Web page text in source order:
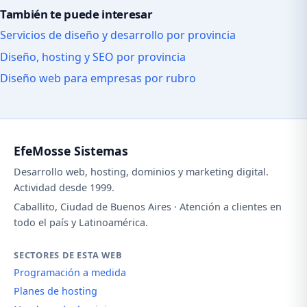
También te puede interesar
Servicios de diseño y desarrollo por provincia
Diseño, hosting y SEO por provincia
Diseño web para empresas por rubro
EfeMosse Sistemas
Desarrollo web, hosting, dominios y marketing digital.
Actividad desde 1999.
Caballito, Ciudad de Buenos Aires · Atención a clientes en
todo el país y Latinoamérica.
SECTORES DE ESTA WEB
Programación a medida
Planes de hosting